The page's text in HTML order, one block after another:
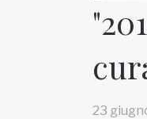
Inviateci le vostre
Iscriviti alla newsletter
23